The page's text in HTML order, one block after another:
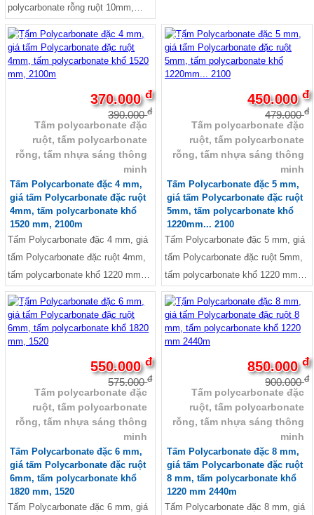
polycarbonate rỗng ruột 10mm,
Tấm polycarbonate rỗng ruột 6mm,
Giá tôn lấy sáng Polycarbonate,
Báo giá thi công tấm lợp
polycarbonate, Mái che lấy sáng
Polycarbonate, Tấm nhựa thông
minh dày 3mm, Kích thước tấm
nhựa polycarbonate, Kính
polycarbonate là gì, Tấm
TPHCM, Tấm polycarbonate rỗng
dày 10mm, Tấm polycarbonate
rỗng dày 4mm, Tấm poly rỗng ruột
giá rẻ, polycarbonate indonesia,
polycarbonate malaysia, giá
polycarbonate indonesia, Giá Tấm
Polycarbonate đặc ruột Malaysia,
Tấm polycarbonate rỗng, tấm nhựa
thông minh, Báo giá tấm lợp thông
minh polycarbonat rỗng ruột
bền màu và độ dẻo dai, chống tia
UV, tia cực tím, bảo vệ cho da và
mắt tốt hơn nhiều so với các loại
hợp làm mái che nắng, che mưa,
lấy sáng cho công trình nhà phố,
biệt thự, dự án công trình lớn yêu
cầu cao về chất lượng.
-5%
370.000đ
390.000đ
Tấm polycarbonate đặc
ruột, tấm polycarbonate
rỗng, tấm nhựa sáng thông
minh
Tấm Polycarbonate đặc 4 mm,
giá tấm Polycarbonate đặc ruột
4mm, tấm polycarbonate khổ
1520 mm, 2100m
Tấm Polycarbonate đặc 4 mm, giá
tấm Polycarbonate đặc ruột 4mm,
tấm polycarbonate khổ 1220 mm,
1520 mm, 1820 mm, 2100 mm,
Cuôn dài 20m - 50m
-6%
450.000đ
479.000đ
Tấm polycarbonate đặc
ruột, tấm polycarbonate
rỗng, tấm nhựa sáng thông
minh
Tấm Polycarbonate đặc 5 mm,
giá tấm Polycarbonate đặc ruột
5mm, tấm polycarbonate khổ
1220mm... 2100
Tấm Polycarbonate đặc 5 mm, giá
tấm Polycarbonate đặc ruột 5mm,
tấm polycarbonate khổ 1220 mm,
1520 mm, 1820 mm, 2100 mm,
Cuôn dài 20m - 50m
-4%
550.000đ
575.000đ
Tấm polycarbonate đặc
ruột, tấm polycarbonate
rỗng, tấm nhựa sáng thông
minh
Tấm Polycarbonate đặc 6 mm,
giá tấm Polycarbonate đặc ruột
6mm, tấm polycarbonate khổ
1820 mm, 1520
Tấm Polycarbonate đặc 6 mm, giá
-6%
850.000đ
900.000đ
Tấm polycarbonate đặc
ruột, tấm polycarbonate
rỗng, tấm nhựa sáng thông
minh
Tấm Polycarbonate đặc 8 mm,
giá tấm Polycarbonate đặc ruột
8 mm, tấm polycarbonate khổ
1220 mm 2440m
Tấm Polycarbonate đặc 8 mm, giá